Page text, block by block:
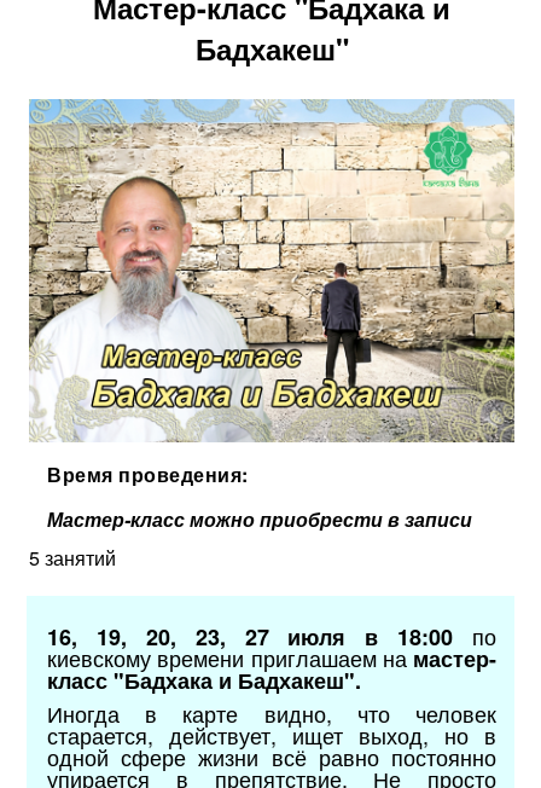
Бадхакеш"
Время проведения:
Мастер-класс можно приобрести в записи
5 занятий
16, 19, 20, 23, 27 июля в 18:00 по
киевскому времени приглашаем намастер-
класс "Бадхака и Бадхакеш".
Иногда в карте видно, что человек
старается, действует, ищет выход, но в
одной сфере жизни всё равно постоянно
упирается в препятствие. Не просто